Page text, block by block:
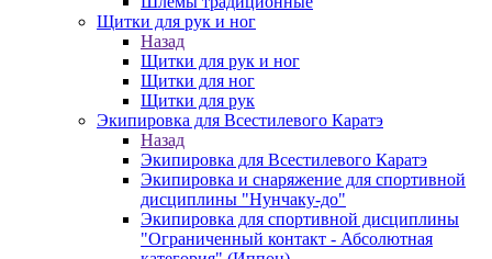
Щитки для рук и ног
Назад
Щитки для рук и ног
Щитки для ног
Щитки для рук
Экипировка для Всестилевого Каратэ
Назад
Экипировка для Всестилевого Каратэ
Экипировка и снаряжение для спортивной
дисциплины "Нунчаку-до"
Экипировка для спортивной дисциплины
"Ограниченный контакт - Абсолютная